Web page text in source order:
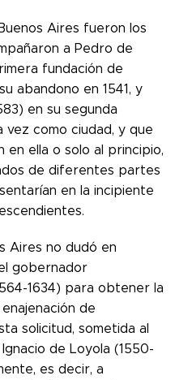
Aires fueron los
a Pedro de
fundación de
abandono en 1541, y
en su segunda
como ciudad, y que
ella o solo al principio,
de diferentes partes
en la incipiente
Aires no dudó en
gobernador
1634) para obtener la
de
solicitud, sometida al
de Loyola (1550-
es decir, a